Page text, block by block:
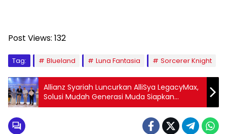
Post Views: 132
Tag: Blueland Luna Fantasia Sorcerer Knight
Allianz Syariah Luncurkan AlliSya LegacyMax,
Solusi Mudah Generasi Muda Siapkan
Warisan Sejak Dini